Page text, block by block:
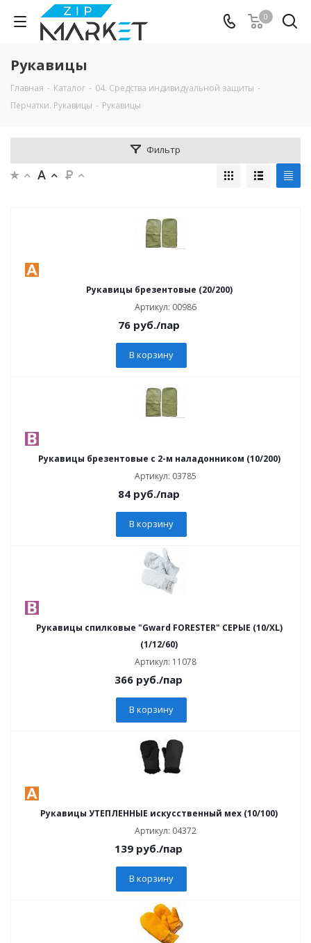
0
Рукавицы
Главная - Каталог - 04. Средства индивидуальной защиты -
Перчатки. Рукавицы - Рукавицы
Фильтр
Рукавицы брезентовые (20/200)
Артикул: 00986
76руб./пар
В корзину
Рукавицы брезентовые с 2-м наладонником (10/200)
Артикул: 03785
84руб./пар
В корзину
Рукавицы спилковые "Gward FORESTER" СЕРЫЕ (10/XL)
(1/12/60)
Артикул: 11078
366 руб./пар
В корзину
Рукавицы УТЕПЛЕННЫЕ искусственный мех (10/100)
Артикул: 04372
139 руб./пар
В корзину